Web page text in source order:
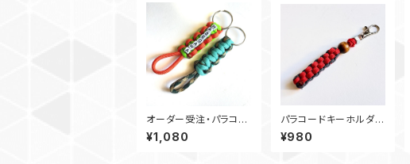
オーダー受注・パラコー
ド 名入りキーホルダ
ー・コブラ ネームタグ
¥1,080
パラコードキーホルダ
ー Box_ウッドビーズ_
M6_ 赤ネイビー
¥980